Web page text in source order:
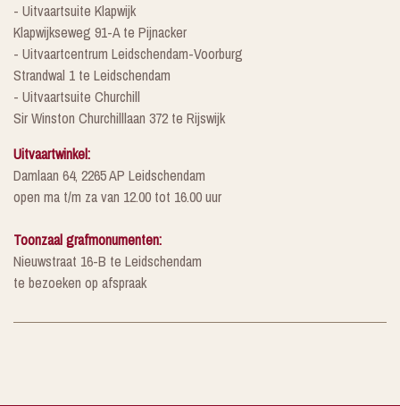
- Uitvaartsuite Klapwijk
Klapwijkseweg 91-A te Pijnacker
- Uitvaartcentrum Leidschendam-Voorburg
Strandwal 1 te Leidschendam
- Uitvaartsuite Churchill
Sir Winston Churchilllaan 372 te Rijswijk
Uitvaartwinkel:
Damlaan 64, 2265 AP Leidschendam
open ma t/m za van 12.00 tot 16.00 uur
Toonzaal grafmonumenten:
Nieuwstraat 16-B te Leidschendam
te bezoeken op afspraak